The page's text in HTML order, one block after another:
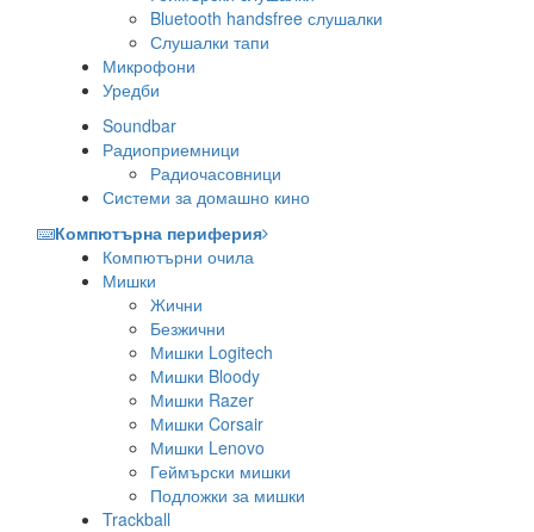
Bluetooth handsfree слушалки
Слушалки тапи
Микрофони
Уредби
Soundbar
Радиоприемници
Радиочасовници
Системи за домашно кино
Компютърна периферия
Компютърни очила
Мишки
Жични
Безжични
Мишки Logitech
Мишки Bloody
Мишки Razer
Мишки Corsair
Мишки Lenovo
Геймърски мишки
Подложки за мишки
Trackball